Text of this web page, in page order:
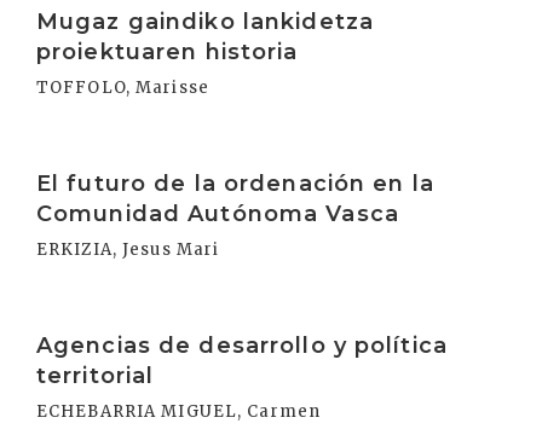
Mugaz gaindiko lankidetza
proiektuaren historia
TOFFOLO, Marisse
El futuro de la ordenación en la
Comunidad Autónoma Vasca
ERKIZIA, Jesus Mari
Agencias de desarrollo y política
territorial
ECHEBARRIA MIGUEL, Carmen